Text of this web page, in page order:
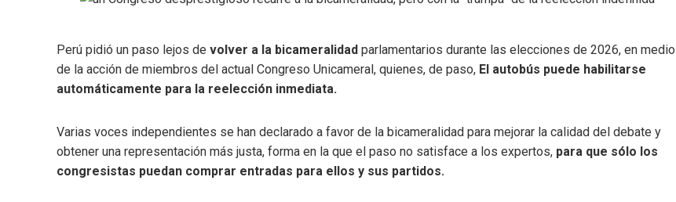
Perú pidió un paso lejos de volver a la bicameralidad parlamentarios durante las elecciones de 2026, en medio
de la acción de miembros del actual Congreso Unicameral, quienes, de paso, El autobús puede habilitarse
automáticamente para la reelección inmediata.
Varias voces independientes se han declarado a favor de la bicameralidad para mejorar la calidad del debate y
obtener una representación más justa, forma en la que el paso no satisface a los expertos, para que sólo los
congresistas puedan comprar entradas para ellos y sus partidos.